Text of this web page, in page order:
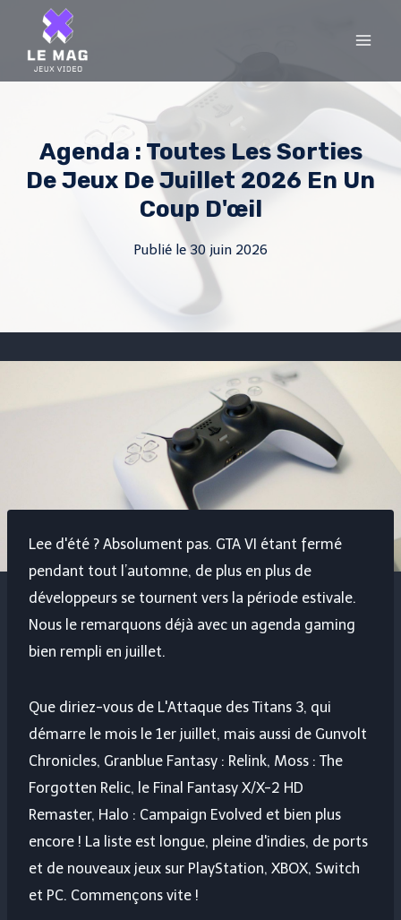
content
Agenda : Toutes Les Sorties
De Jeux De Juillet 2026 En Un
Coup D'œil
Publié le30 juin 2026
Lee d'été ? Absolument pas. GTA VI étant fermé
pendant tout l’automne, de plus en plus de
développeurs se tournent vers la période estivale.
Nous le remarquons déjà avec un agenda gaming
bien rempli en juillet.
Que diriez-vous de L'Attaque des Titans 3, qui
démarre le mois le 1er juillet, mais aussi de Gunvolt
Chronicles, Granblue Fantasy : Relink, Moss : The
Forgotten Relic, le Final Fantasy X/X-2 HD
Remaster, Halo : Campaign Evolved et bien plus
encore ! La liste est longue, pleine d'indies, de ports
et de nouveaux jeux sur PlayStation, XBOX, Switch
et PC. Commençons vite !